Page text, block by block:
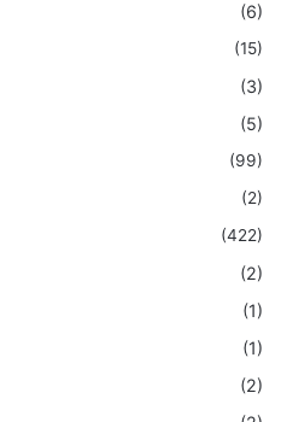
(6)
(15)
(3)
(5)
(99)
(2)
(422)
(2)
(1)
(1)
(2)